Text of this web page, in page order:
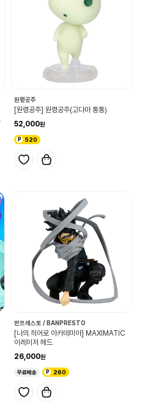
원령공주
[원령공주] 원령공주(고다마 통통)
52,000
520
반프레스토 / BANPRESTO
[나의 히어로 아카데미아] MAXIMATIC
이레이저 헤드
26,000
무료배송 260